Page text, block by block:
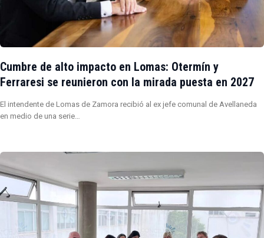
Cumbre de alto impacto en Lomas: Otermín y
Ferraresi se reunieron con la mirada puesta en 2027
El intendente de Lomas de Zamora recibió al ex jefe comunal de Avellaneda
en medio de una serie…